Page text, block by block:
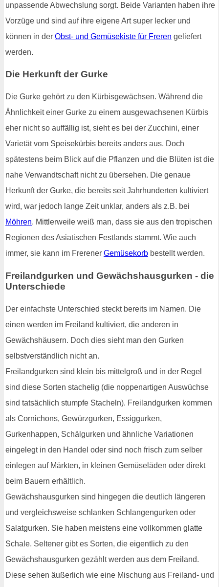
unpassende Abwechslung sorgt. Beide Varianten haben ihre
Vorzüge und sind auf ihre eigene Art super lecker und
können in der Obst- und Gemüsekiste für Freren geliefert
werden.
Die Herkunft der Gurke
Die Gurke gehört zu den Kürbisgewächsen. Während die
Ähnlichkeit einer Gurke zu einem ausgewachsenen Kürbis
eher nicht so auffällig ist, sieht es bei der Zucchini, einer
Varietät vom Speisekürbis bereits anders aus. Doch
spätestens beim Blick auf die Pflanzen und die Blüten ist die
nahe Verwandtschaft nicht zu übersehen. Die genaue
Herkunft der Gurke, die bereits seit Jahrhunderten kultiviert
wird, war jedoch lange Zeit unklar, anders als z.B. bei
Möhren. Mittlerweile weiß man, dass sie aus den tropischen
Regionen des Asiatischen Festlands stammt. Wie auch
immer, sie kann im Frerener Gemüsekorb bestellt werden.
Freilandgurken und Gewächshausgurken - die
Unterschiede
Der einfachste Unterschied steckt bereits im Namen. Die
einen werden im Freiland kultiviert, die anderen in
Gewächshäusern. Doch dies sieht man den Gurken
selbstverständlich nicht an.
Freilandgurken sind klein bis mittelgroß und in der Regel
sind diese Sorten stachelig (die noppenartigen Auswüchse
sind tatsächlich stumpfe Stacheln). Freilandgurken kommen
als Cornichons, Gewürzgurken, Essiggurken,
Gurkenhappen, Schälgurken und ähnliche Variationen
eingelegt in den Handel oder sind noch frisch zum selber
einlegen auf Märkten, in kleinen Gemüseläden oder direkt
beim Bauern erhältlich.
Gewächshausgurken sind hingegen die deutlich längeren
und vergleichsweise schlanken Schlangengurken oder
Salatgurken. Sie haben meistens eine vollkommen glatte
Schale. Seltener gibt es Sorten, die eigentlich zu den
Gewächshausgurken gezählt werden aus dem Freiland.
Diese sehen äußerlich wie eine Mischung aus Freiland- und